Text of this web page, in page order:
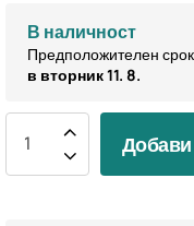
В наличност
Предположителен
в вторник 11. 8.
Добави